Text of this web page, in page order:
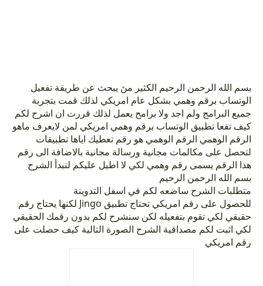
بسم الله الرحمن الرحيم الكثير منَ يبحث عن طريقة تفعيل
الوتساب برقم وهمي بشكل عام امريكي لذلك قمت بتجربة
جميع البرامج ولم اجد ولا برامح يعمل لذلك قررت ان اشرح لكم
كيف تفعا تطبيق الوتساب برقم وهمي امريكي لمن لايعرف ماهو
الرقم الوهمي الرقم الوهمي هو رقم تعطيك اياها تطبيقات
لتحصل على مكالمات مجانية ورسالة مجانية بالاضافة الى رقم
هذا الرقم يسمى رقم وهمي لكي لا اطيل عليكم لنبدأ الشرح
بسم الله الرحمن الرحيم
متطلبات الشرح ساضعه لكم في اسفل التدوينة
للحصول على رقم امريكي تحتاج تطبيق Jingo لكنها يحتاج رقم
حقيقي لكي تقوم بتفعيله لكن سنشرح لكم بدون رقمك الحقيقي
لكي اثبت لكم مصداقية الشرح الصورة التالية كيف حصلت على
رقم امريكي